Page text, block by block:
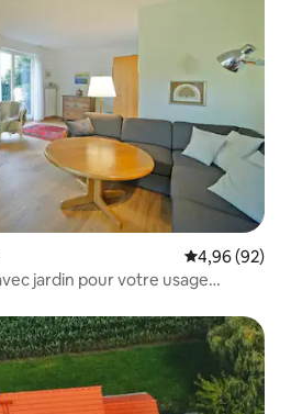
Note
4,96 (92)
jardin pour votre usage